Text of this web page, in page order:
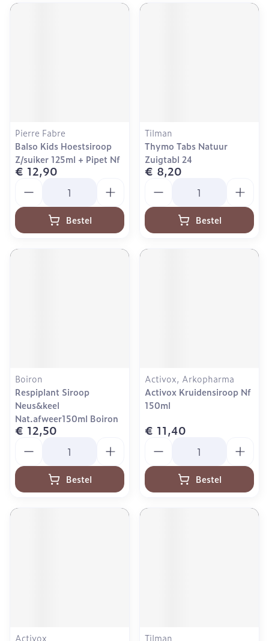
Pierre Fabre
Balso Kids Hoestsiroop
Z/suiker 125ml + Pipet Nf
€ 12,90
Bestel
Tilman
Thymo Tabs Natuur
Zuigtabl 24
€ 8,20
Bestel
Boiron
Respiplant Siroop
Neus&keel
Nat.afweer150ml Boiron
€ 12,50
Bestel
Activox, Arkopharma
Activox Kruidensiroop Nf
150ml
€ 11,40
Bestel
Activox Tilman